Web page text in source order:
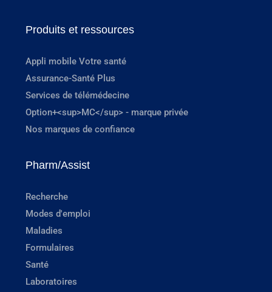
Produits et ressources
Appli mobile Votre santé
Assurance-Santé Plus
Services de télémédecine
Option+<sup>MC</sup> - marque privée
Nos marques de confiance
Pharm/Assist
Recherche
Modes d'emploi
Maladies
Formulaires
Santé
Laboratoires